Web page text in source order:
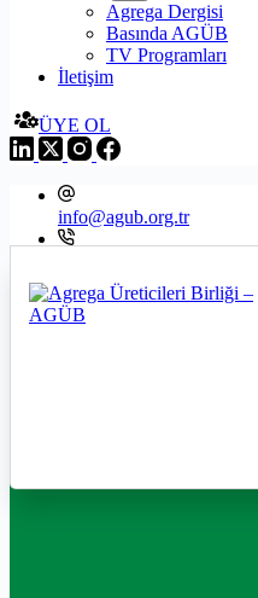
Agrega Dergisi
Basında AGÜB
TV Programları
İletişim
ÜYE OL
info@agub.org.tr